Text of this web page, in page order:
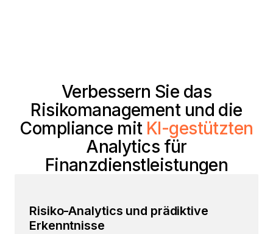
Verbessern Sie das
Risikomanagement und die
Compliance mit KI-gestützten
Analytics für
Finanzdienstleistungen
Risiko-Analytics und prädiktive
Erkenntnisse